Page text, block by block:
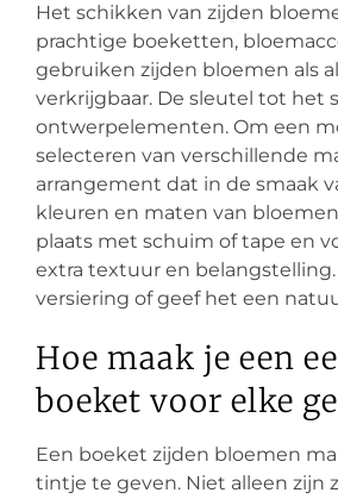
Het schikken van zijden
prachtige boeketten,
gebruiken zijden bloemen als
verkrijgbaar. De sleutel tot het
ontwerpelementen. Om een
selecteren van verschillende
arrangement dat in de smaak
kleuren en maten van
plaats met schuim of tape en
extra textuur en
versiering of geef het een
Hoe maak je een
boeket voor elke
Een boeket zijden bloemen
tintje te geven. Niet alleen zijn